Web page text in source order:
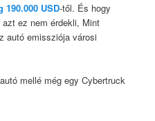
190.000 USD-től. És hogy
ez nem érdekli, Mint
autó emissziója városi
mellé még egy Cybertruck